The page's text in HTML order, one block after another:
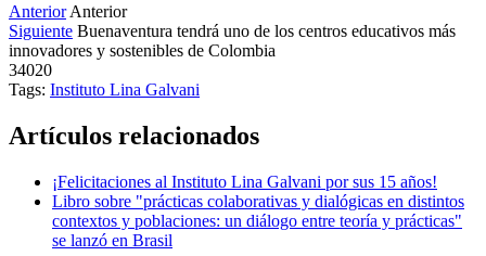
Anterior Anterior
Siguiente Buenaventura tendrá uno de los centros educativos más
innovadores y sostenibles de Colombia
34020
Tags: Instituto Lina Galvani
Artículos relacionados
¡Felicitaciones al Instituto Lina Galvani por sus 15 años!
Libro sobre "prácticas colaborativas y dialógicas en distintos
contextos y poblaciones: un diálogo entre teoría y prácticas"
se lanzó en Brasil